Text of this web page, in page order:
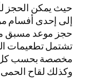
حيث يمكن الحجز
إلى إحدى أفسام
حجز موعد مسبق
تشتمل تطعيمات
وكذلك لقاح الحمى